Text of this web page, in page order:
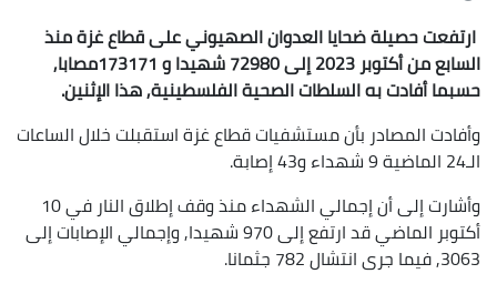
ارتفعت حصيلة ضحايا العدوان الصهيوني على قطاع غزة منذ
السابع من أكتوبر 2023 إلى 72980 شهيدا و 173171مصابا,
حسبما أفادت به السلطات الصحية الفلسطينية, هذا الإثنين.
وأفادت المصادر بأن مستشفيات قطاع غزة استقبلت خلال الساعات
وأشارت إلى أن إجمالي الشهداء منذ وقف إطلاق النار في 10
أكتوبر الماضي قد ارتفع إلى 970 شهيدا, وإجمالي الإصابات إلى
3063, فيما جرى انتشال 782 جثمانا.